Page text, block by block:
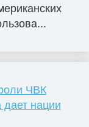
ЧВК
дает нации